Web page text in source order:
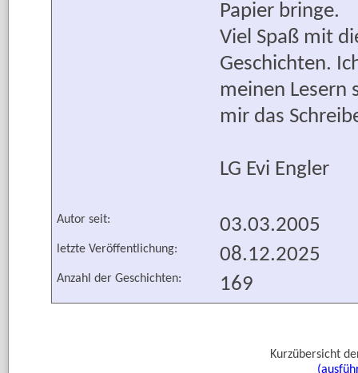
Papier bringe.
Viel Spaß mit
Geschichten.
meinen Lesern
mir das
LG Evi Engler
Autor seit: 03.03.2005
letzte Veröffentlichung: 08.12.2025
Anzahl der Geschichten: 169
Kurzübersicht